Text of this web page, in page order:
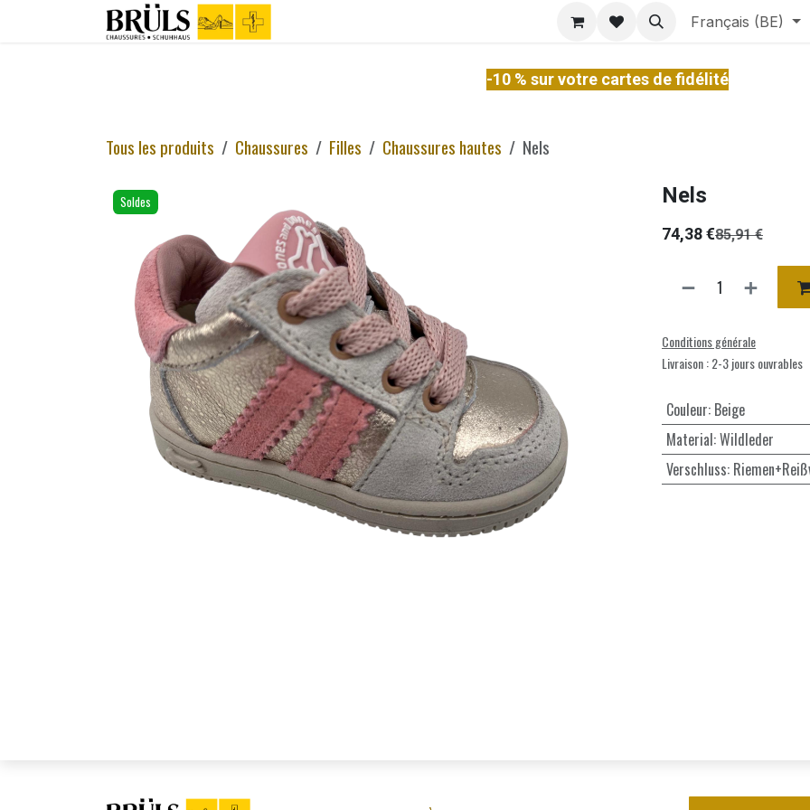
Se rendre au contenu Services Français (BE)
-10 % sur votre cartes de fidélité
Tous les produits Chaussures Filles Chaussures hautes Nels
Soldes Nels
74,38€85,91€
Conditions générale
Livraison : 2-3 jours ouvrables
Couleur: Beige
Material:Wildleder
Verschluss: